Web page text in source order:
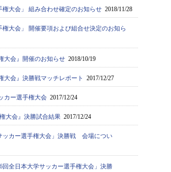
大会」 組み合わせ確定のお知らせ 2018/11/28
大会」 開催要項および組合せ決定のお知ら
大会』開催のお知らせ 2018/10/19
大会』決勝戦マッチレポート 2017/12/27
カー選手権大会 2017/12/24
大会』決勝試合結果 2017/12/24
ッカー選手権大会」決勝戦 会場につい
全日本大学サッカー選手権大会」決勝